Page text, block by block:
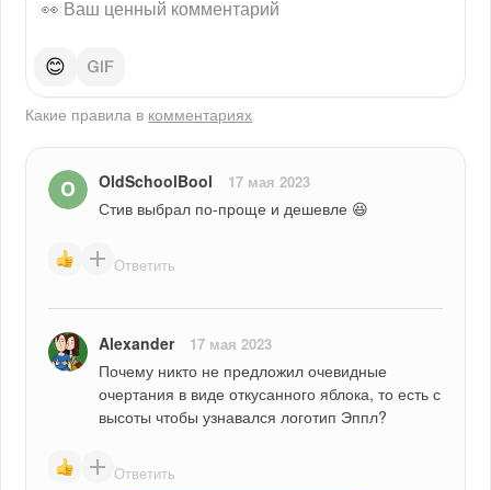
😊
Какие правила в комментариях
OldSchoolBool 17 мая 2023
Стив выбрал по-проще и дешевле 😆
Ответить
Alexander 17 мая 2023
Почему никто не предложил очевидные
очертания в виде откусанного яблока, то есть с
высоты чтобы узнавался логотип Эппл?
Ответить